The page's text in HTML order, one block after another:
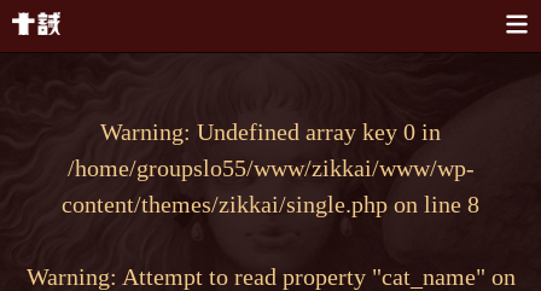
Warning: Undefined array key 0 in
/home/groupslo55/www/zikkai/www/wp-
content/themes/zikkai/single.php on line 8
Warning: Attempt to read property "cat_name" on